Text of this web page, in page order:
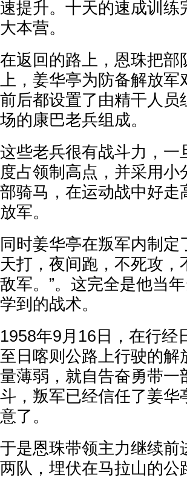
速提升。十天的速成训
大本营。
在返回的路上，恩珠把
上，姜华亭为防备解放
前后都设置了由精干人
场的康巴老兵组成。
这些老兵很有战斗力，
度占领制高点，并采用
部骑马，在运动战中好
放军。
同时姜华亭在叛军内制定
天打，夜间跑，不死攻
敌军。”。这完全是他当
学到的战术。
1958年9月16日，在行经
至日喀则公路上行驶的
量薄弱，就自告奋勇带
斗，叛军已经信任了姜
意了。
于是恩珠带领主力继续
两队，埋伏在马拉山的公